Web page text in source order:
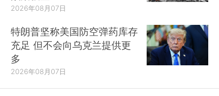
2026年08月07日
特朗普坚称美国防空弹药库存
充足 但不会向乌克兰提供更
多
2026年08月07日